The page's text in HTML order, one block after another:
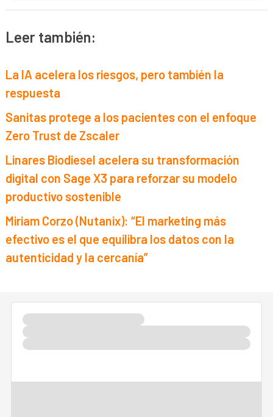
Leer también:
La IA acelera los riesgos, pero también la
respuesta
Sanitas protege a los pacientes con el enfoque
Zero Trust de Zscaler
Linares Biodiesel acelera su transformación
digital con Sage X3 para reforzar su modelo
productivo sostenible
Miriam Corzo (Nutanix): “El marketing más
efectivo es el que equilibra los datos con la
autenticidad y la cercanía”